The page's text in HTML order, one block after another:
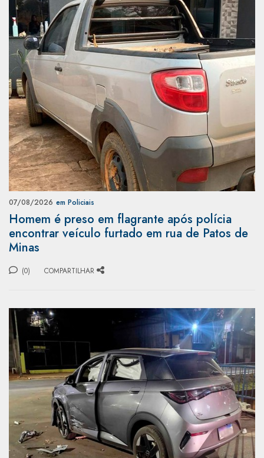
07/08/2026 em Policiais
Homem é preso em flagrante após polícia
encontrar veículo furtado em rua de Patos de
Minas
(0) COMPARTILHAR